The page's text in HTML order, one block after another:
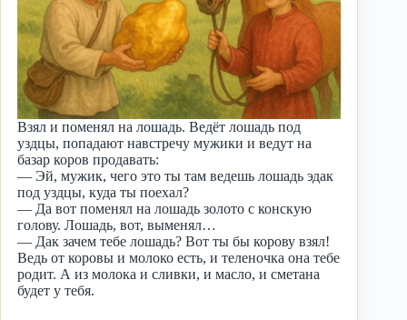
Взял и поменял на лошадь. Ведёт лошадь под
уздцы, попадают навстречу мужики и ведут на
базар коров продавать:
— Эй, мужик, чего это ты там ведешь лошадь эдак
под уздцы, куда ты поехал?
— Да вот поменял на лошадь золото с конскую
голову. Лошадь, вот, выменял…
— Дак зачем тебе лошадь? Вот ты бы корову взял!
Ведь от коровы и молоко есть, и теленочка она тебе
родит. А из молока и сливки, и масло, и сметана
будет у тебя.